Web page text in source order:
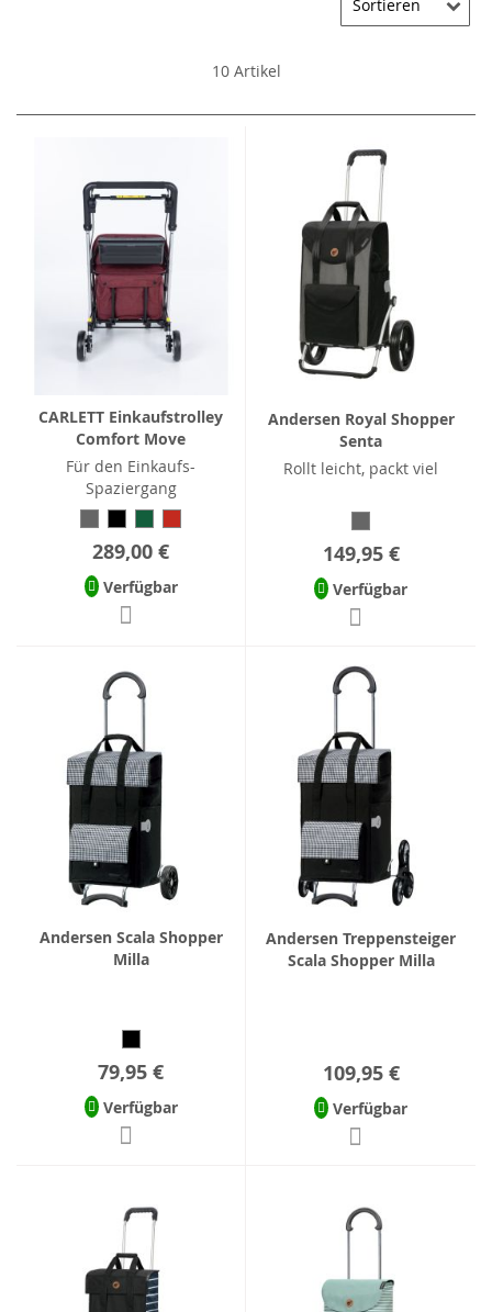
10Artikel
CARLETT Einkaufstrolley
Comfort Move
Für den Einkaufs-
Spaziergang
289,00 €
Verfügbar
Andersen Royal Shopper
Senta
Rollt leicht, packt viel
149,95 €
Verfügbar
Andersen Scala Shopper
Milla
79,95 €
Verfügbar
Andersen Treppensteiger
Scala Shopper Milla
109,95 €
Verfügbar